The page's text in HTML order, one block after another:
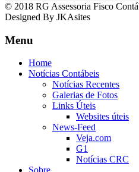
© 2018 RG Assessoria Fisco
Designed By JKAsites
Menu
Home
Notícias Contábeis
Notícias Recentes
Galerias de Fotos
Links Úteis
Websites úteis
News-Feed
Veja.com
G1
Notícias CRC